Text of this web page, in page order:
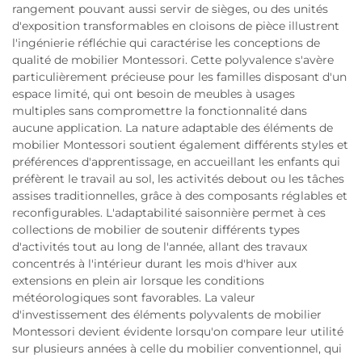
rangement pouvant aussi servir de sièges, ou des unités
d'exposition transformables en cloisons de pièce illustrent
l'ingénierie réfléchie qui caractérise les conceptions de
qualité de mobilier Montessori. Cette polyvalence s'avère
particulièrement précieuse pour les familles disposant d'un
espace limité, qui ont besoin de meubles à usages
multiples sans compromettre la fonctionnalité dans
aucune application. La nature adaptable des éléments de
mobilier Montessori soutient également différents styles et
préférences d'apprentissage, en accueillant les enfants qui
préfèrent le travail au sol, les activités debout ou les tâches
assises traditionnelles, grâce à des composants réglables et
reconfigurables. L'adaptabilité saisonnière permet à ces
collections de mobilier de soutenir différents types
d'activités tout au long de l'année, allant des travaux
concentrés à l'intérieur durant les mois d'hiver aux
extensions en plein air lorsque les conditions
météorologiques sont favorables. La valeur
d'investissement des éléments polyvalents de mobilier
Montessori devient évidente lorsqu'on compare leur utilité
sur plusieurs années à celle du mobilier conventionnel, qui